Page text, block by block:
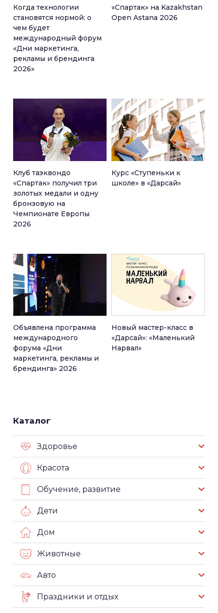
Когда технологии
становятся нормой: о
чем будет
международный форум
«Дни маркетинга,
рекламы и брендинга
2026»
«Спартак» на Kazakhstan
Open Astana 2026
Клуб таэквондо
«Спартак» получил три
золотых медали и одну
бронзовую на
Чемпионате Европы
2026
Курс «Ступеньки к
школе» в «Дарсай»
Объявлена программа
международного
форума «Дни
маркетинга, рекламы и
брендинга» 2026
Новый мастер-класс в
«Дарсай»: «Маленький
Нарвал»
Каталог
Здоровье
Красота
Обучение, развитие
Дети
Дом
Животные
Авто
Праздники и отдых